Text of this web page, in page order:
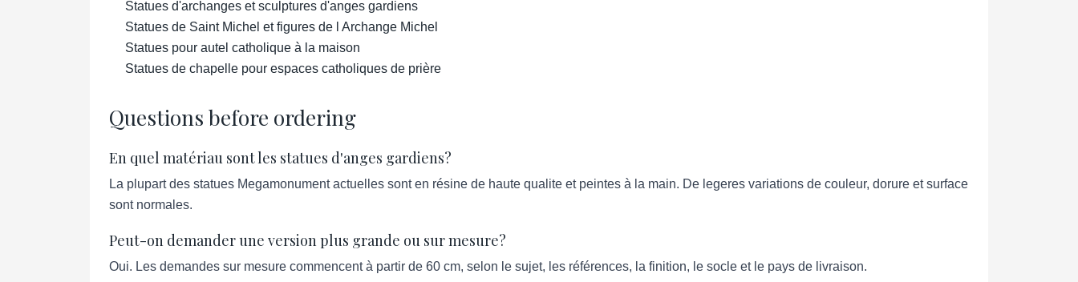
Statues d'archanges et sculptures d'anges gardiens
Statues de Saint Michel et figures de l Archange Michel
Statues pour autel catholique à la maison
Statues de chapelle pour espaces catholiques de prière
Questions before ordering
En quel matériau sont les statues d'anges gardiens?
La plupart des statues Megamonument actuelles sont en résine de haute qualite et peintes à la main. De legeres variations de couleur, dorure et surface
sont normales.
Peut-on demander une version plus grande ou sur mesure?
Oui. Les demandes sur mesure commencent à partir de 60 cm, selon le sujet, les références, la finition, le socle et le pays de livraison.